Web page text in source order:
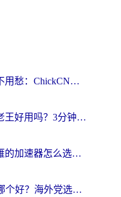
海外党选回国加速器不用愁：ChickCN和洞见哪个好？一篇搞定所有疑问
海外党必看：迅游和老王好用吗？3分钟选对加速国内网络的加速器
海外党必看：类似归雁的加速器怎么选？一篇搞定无缝访问国内资源
斧牛和极速穿梭VPN哪个好？海外党选回国加速器必看的真实对比与避坑指南